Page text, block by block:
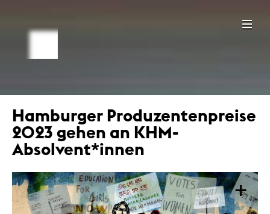
Hamburger Produzentenpreise
2023 gehen an KHM-
Absolvent*innen
+